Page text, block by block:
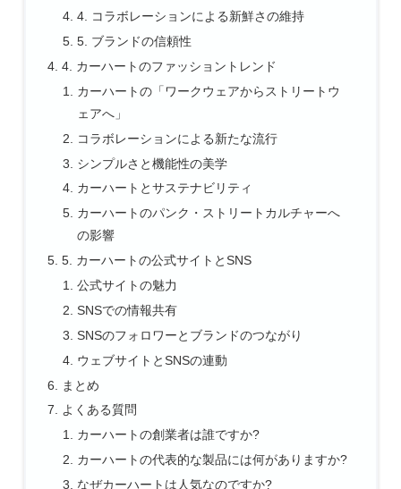
4. コラボレーションによる新鮮さの維持
5. ブランドの信頼性
4. カーハートのファッショントレンド
カーハートの「ワークウェアからストリートウ
ェアへ」
コラボレーションによる新たな流行
シンプルさと機能性の美学
カーハートとサステナビリティ
カーハートのパンク・ストリートカルチャーへ
の影響
5. カーハートの公式サイトとSNS
公式サイトの魅力
SNSでの情報共有
SNSのフォロワーとブランドのつながり
ウェブサイトとSNSの連動
まとめ
よくある質問
カーハートの創業者は誰ですか?
カーハートの代表的な製品には何がありますか?
なぜカーハートは人気なのですか?